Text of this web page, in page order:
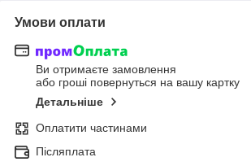
Умови оплати
Ви отримаєте замовлення
або гроші повернуться на вашу картку
Детальніше
Оплатити частинами
Післяплата